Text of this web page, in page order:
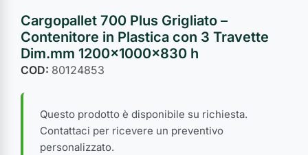
Cargopallet 700 Plus Grigliato –
Contenitore in Plastica con 3 Travette
Dim.mm 1200x1000x830 h
COD: 80124853
Questo prodotto è disponibile su richiesta.
Contattaci per ricevere un preventivo
personalizzato.